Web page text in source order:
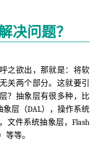
决问题？
之欲出，那就是：将软
关两个部分。这就要引
？抽象层有很多种，比
层（DAL），操作系统
文件系统抽象层，Flash
等等。